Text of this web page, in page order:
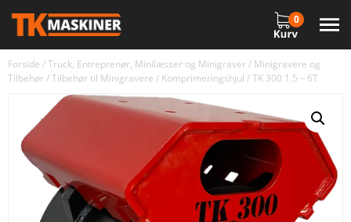
0
Forside /Truck, Entreprenør, Minilæsser og Minigraver/ Minigravere og
Tilbehør/Tilbehør til Minigravere / Komprimeringshjul / TK 300 1.5 – 6T